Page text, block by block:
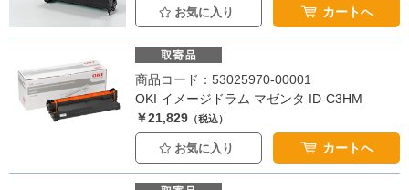
お気に入り カートへ
商品コード：53025970-00001
OKI イメージドラム マゼンタ ID-C3HM
￥21,829 （税込）
お気に入り カートへ